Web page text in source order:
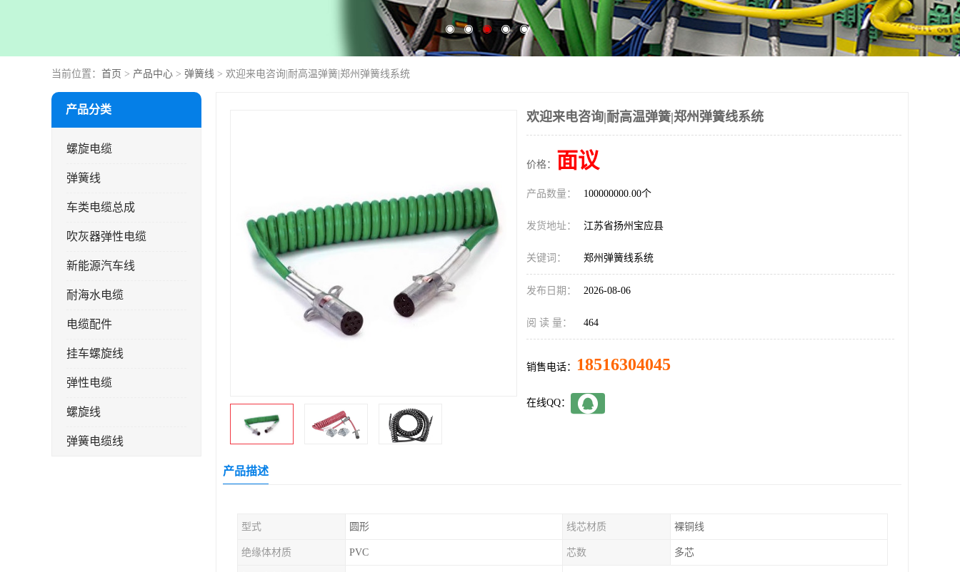
当前位置： 首页 > 产品中心 > 弹簧线 > 欢迎来电咨询|耐高温弹簧|郑州弹簧线系统
产品分类
螺旋电缆
弹簧线
车类电缆总成
吹灰器弹性电缆
新能源汽车线
耐海水电缆
电缆配件
挂车螺旋线
弹性电缆
螺旋线
弹簧电缆线
欢迎来电咨询|耐高温弹簧|郑州弹簧线系统
价格： 面议
产品数量： 100000000.00个
发货地址： 江苏省扬州宝应县
关键词： 郑州弹簧线系统
发布日期： 2026-08-06
阅 读 量： 464
销售电话： 18516304045
在线QQ：
产品描述
型式 圆形 线芯材质 裸铜线
绝缘体材质 PVC 芯数 多芯